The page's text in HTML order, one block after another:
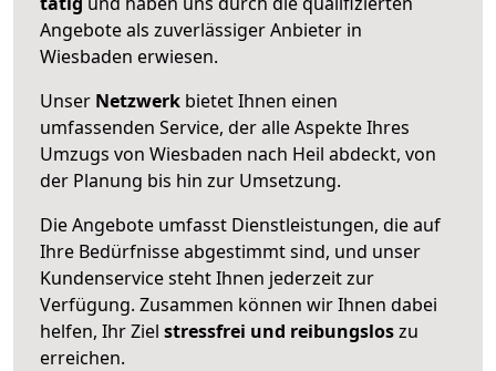
Angebote als zuverlässiger Anbieter in
Wiesbaden erwiesen.
Unser Netzwerk bietet Ihnen einen
umfassenden Service, der alle Aspekte Ihres
Umzugs von Wiesbaden nach Heil abdeckt, von
der Planung bis hin zur Umsetzung.
Die Angebote umfasst Dienstleistungen, die auf
Ihre Bedürfnisse abgestimmt sind, und unser
Kundenservice steht Ihnen jederzeit zur
Verfügung. Zusammen können wir Ihnen dabei
helfen, Ihr Ziel stressfrei und reibungsloszu
erreichen.